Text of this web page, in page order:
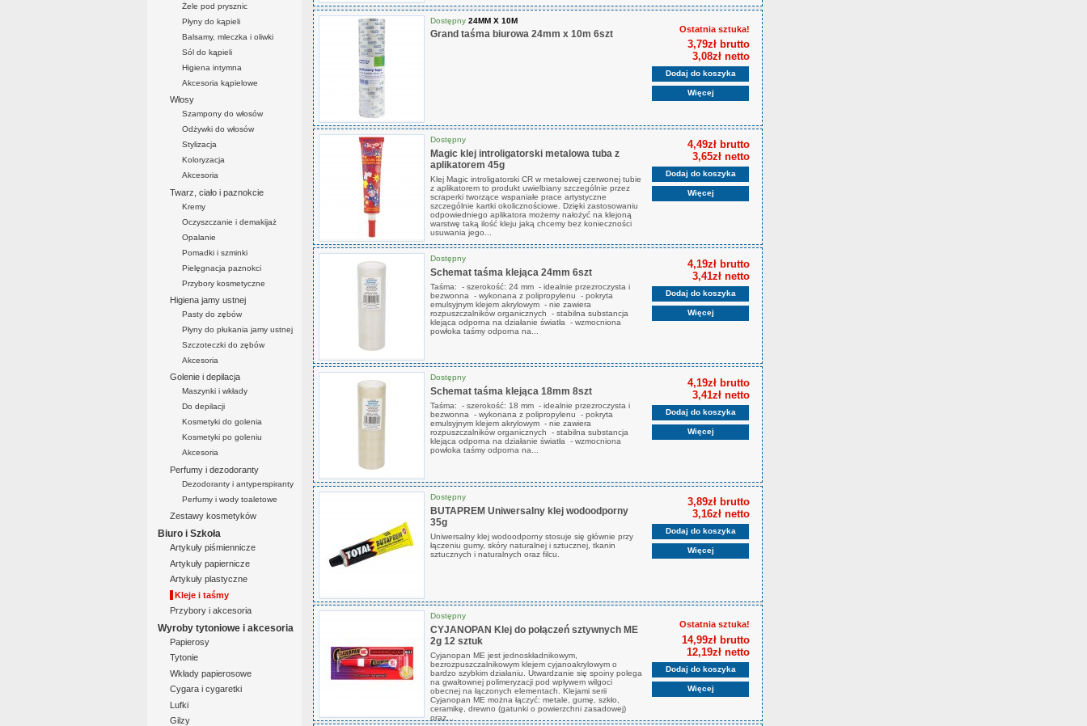
Żele pod prysznic
Płyny do kąpieli
Balsamy, mleczka i oliwki
Sól do kąpieli
Higiena intymna
Akcesoria kąpielowe
Włosy
Szampony do włosów
Odżywki do włosów
Stylizacja
Koloryzacja
Akcesoria
Twarz, ciało i paznokcie
Kremy
Oczyszczanie i demakijaż
Opalanie
Pomadki i szminki
Pielęgnacja paznokci
Przybory kosmetyczne
Higiena jamy ustnej
Pasty do zębów
Płyny do płukania jamy ustnej
Szczoteczki do zębów
Akcesoria
Golenie i depilacja
Maszynki i wkłady
Do depilacji
Kosmetyki do golenia
Kosmetyki po goleniu
Akcesoria
Perfumy i dezodoranty
Dezodoranty i antyperspiranty
Perfumy i wody toaletowe
Zestawy kosmetyków
Biuro i Szkoła
Artykuły piśmiennicze
Artykuły papiernicze
Artykuły plastyczne
Kleje i taśmy
Przybory i akcesoria
Wyroby tytoniowe i akcesoria
Papierosy
Tytonie
Wkłady papierosowe
Cygara i cygaretki
Lufki
Gilzy
Dostępny 24MM X 10M
Grand taśma biurowa 24mm x 10m 6szt Ostatnia sztuka!
3,79zł brutto
3,08zł netto
Dodaj do koszyka
Więcej
Dostępny
Magic klej introligatorski metalowa tuba z
aplikatorem 45g
Klej Magic introligatorski CR w metalowej czerwonej tubie
z aplikatorem to produkt uwielbiany szczególnie przez
scraperki tworzące wspaniałe prace artystyczne
szczególnie kartki okolicznościowe. Dzięki zastosowaniu
odpowiedniego aplikatora możemy nałożyć na klejoną
warstwę taką ilość kleju jaką chcemy bez konieczności
usuwania jego...
4,49zł brutto
3,65zł netto
Dodaj do koszyka
Więcej
Dostępny
Schemat taśma klejąca 24mm 6szt
Taśma: - szerokość: 24 mm - idealnie przezroczysta i
bezwonna - wykonana z polipropylenu - pokryta
emulsyjnym klejem akrylowym - nie zawiera
rozpuszczalników organicznych - stabilna substancja
klejąca odporna na działanie światła - wzmocniona
powłoka taśmy odporna na...
4,19zł brutto
3,41zł netto
Dodaj do koszyka
Więcej
Dostępny
Schemat taśma klejąca 18mm 8szt
Taśma: - szerokość: 18 mm - idealnie przezroczysta i
bezwonna - wykonana z polipropylenu - pokryta
emulsyjnym klejem akrylowym - nie zawiera
rozpuszczalników organicznych - stabilna substancja
klejąca odporna na działanie światła - wzmocniona
powłoka taśmy odporna na...
4,19zł brutto
3,41zł netto
Dodaj do koszyka
Więcej
Dostępny
BUTAPREM Uniwersalny klej wodoodporny
35g
Uniwersalny klej wodoodporny stosuje się głównie przy
łączeniu gumy, skóry naturalnej i sztucznej, tkanin
sztucznych i naturalnych oraz filcu.
3,89zł brutto
3,16zł netto
Dodaj do koszyka
Więcej
Dostępny
CYJANOPAN Klej do połączeń sztywnych ME
2g 12 sztuk
Cyjanopan ME jest jednoskładnikowym,
bezrozpuszczalnikowym klejem cyjanoakrylowym o
bardzo szybkim działaniu. Utwardzanie się spoiny polega
na gwałtownej polimeryzacji pod wpływem wilgoci
obecnej na łączonych elementach. Klejami serii
Cyjanopan ME można łączyć: metale, gumę, szkło,
ceramikę, drewno (gatunki o powierzchni zasadowej)
oraz...
Ostatnia sztuka!
14,99zł brutto
12,19zł netto
Dodaj do koszyka
Więcej